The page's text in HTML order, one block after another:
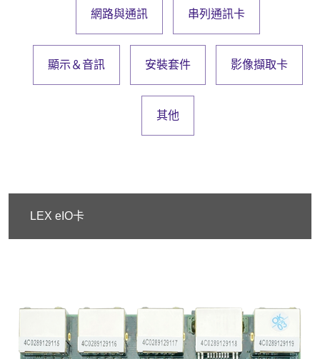
網路與通訊 串列通訊卡
顯示＆音訊 安裝套件 影像擷取卡
其他
LEX eIO卡